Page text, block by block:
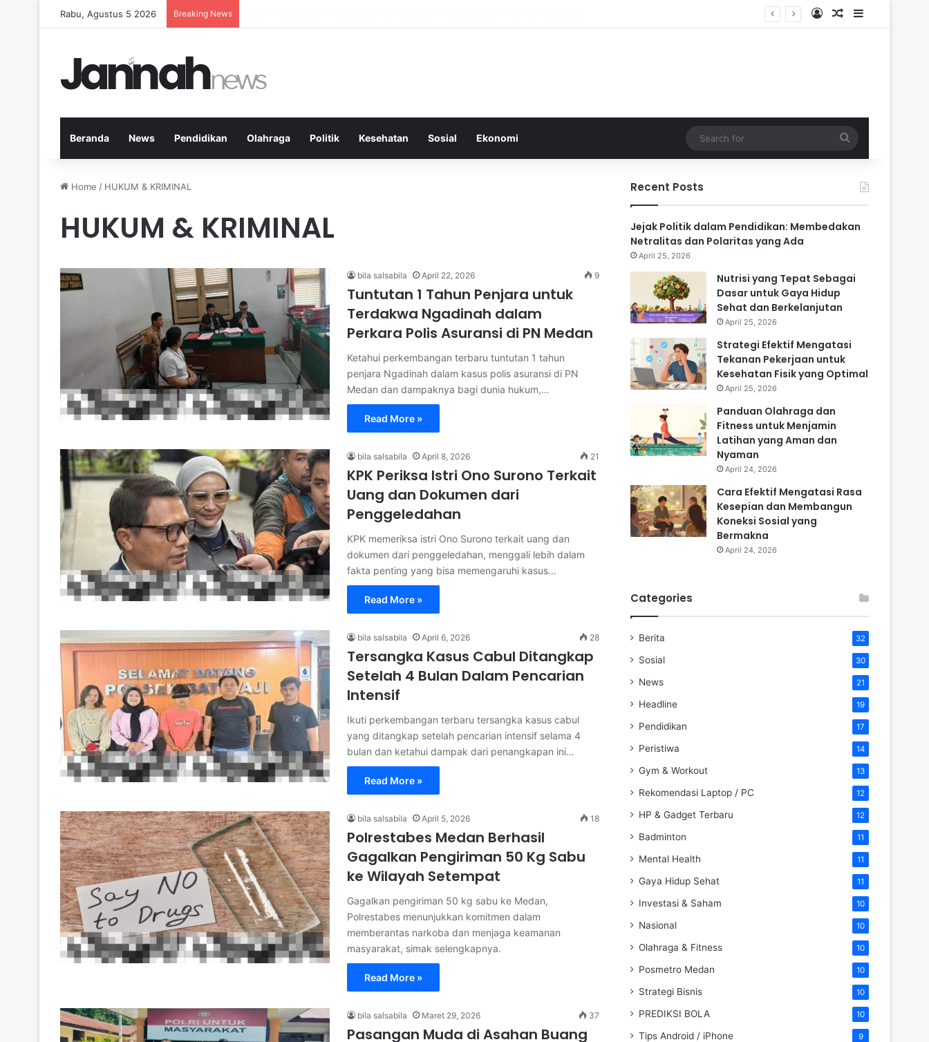
Rabu, Agustus 5 2026 Breaking News Log InRandom Article
Sidebar
Beranda News Pendidikan Olahraga Politik Kesehatan Sosial Ekonomi
for
Home / HUKUM & KRIMINAL
HUKUM & KRIMINAL
bila salsabila April 22, 2026 9
Tuntutan 1 Tahun Penjara untuk
Terdakwa Ngadinah dalam
Perkara Polis Asuransi di PN Medan
Ketahui perkembangan terbaru tuntutan 1 tahun
penjara Ngadinah dalam kasus polis asuransi di PN
Medan dan dampaknya bagi dunia hukum,…
Read More »
bila salsabila April 8, 2026 21
KPK Periksa Istri Ono Surono Terkait
Uang dan Dokumen dari
Penggeledahan
KPK memeriksa istri Ono Surono terkait uang dan
dokumen dari penggeledahan, menggali lebih dalam
fakta penting yang bisa memengaruhi kasus…
Read More »
bila salsabila April 6, 2026 28
Tersangka Kasus Cabul Ditangkap
Setelah 4 Bulan Dalam Pencarian
Intensif
Ikuti perkembangan terbaru tersangka kasus cabul
yang ditangkap setelah pencarian intensif selama 4
bulan dan ketahui dampak dari penangkapan ini…
Read More »
bila salsabila April 5, 2026 18
Polrestabes Medan Berhasil
Gagalkan Pengiriman 50 Kg Sabu
ke Wilayah Setempat
Gagalkan pengiriman 50 kg sabu ke Medan,
Polrestabes menunjukkan komitmen dalam
memberantas narkoba dan menjaga keamanan
masyarakat, simak selengkapnya.
Read More »
bila salsabila Maret 29, 2026 37
Pasangan Muda di Asahan Buang
Recent Posts
Jejak Politik dalam Pendidikan: Membedakan
Netralitas dan Polaritas yang Ada
April 25, 2026
Nutrisi yang Tepat Sebagai
Dasar untuk Gaya Hidup
Sehat dan Berkelanjutan
April 25, 2026
Strategi Efektif Mengatasi
Tekanan Pekerjaan untuk
Kesehatan Fisik yang Optimal
April 25, 2026
Panduan Olahraga dan
Fitness untuk Menjamin
Latihan yang Aman dan
Nyaman
April 24, 2026
Cara Efektif Mengatasi Rasa
Kesepian dan Membangun
Koneksi Sosial yang
Bermakna
April 24, 2026
Categories
Berita 32
Sosial 30
News 21
Headline 19
Pendidikan 17
Peristiwa 14
Gym & Workout 13
Rekomendasi Laptop / PC 12
HP & Gadget Terbaru 12
Badminton 11
Mental Health 11
Gaya Hidup Sehat 11
Investasi & Saham 10
Nasional 10
Olahraga & Fitness 10
Posmetro Medan 10
Strategi Bisnis 10
PREDIKSI BOLA 10
Tips Android / iPhone 9